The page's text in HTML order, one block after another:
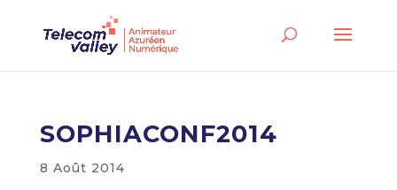
SOPHIACONF2014
8 Août 2014